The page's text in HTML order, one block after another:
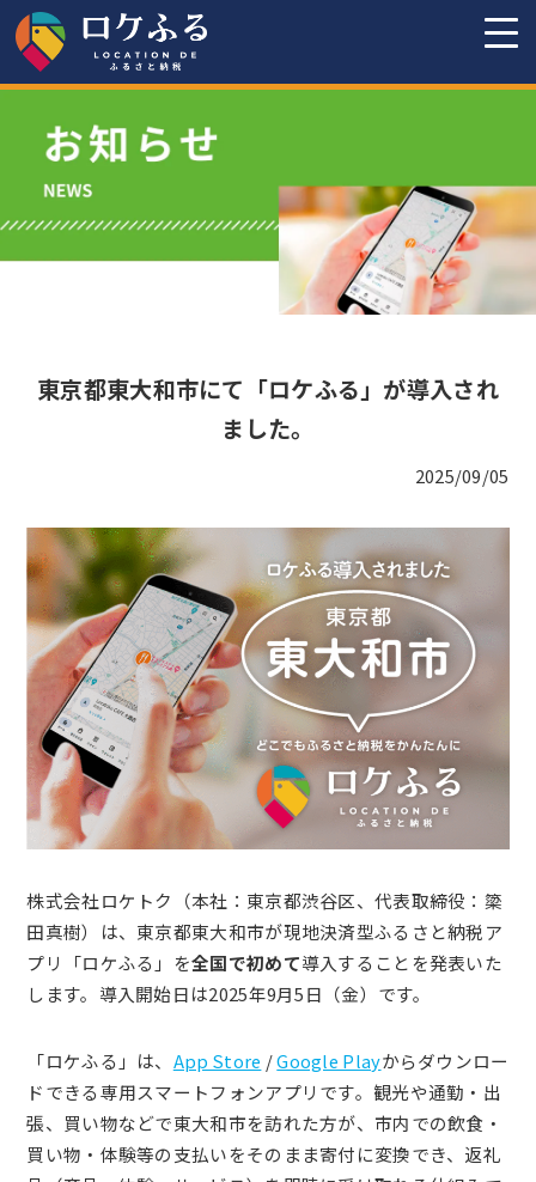
東京都東大和市にて「ロケふる」が導入され
ました。
2025/09/05
株式会社ロケトク（本社：東京都渋谷区、代表取締役：簗
田真樹）は、東京都東大和市が現地決済型ふるさと納税ア
プリ「ロケふる」を全国で初めて導入することを発表いた
します。導入開始日は2025年9月5日（金）です。
「ロケふる」は、 App Store /Google Playからダウンロー
ドできる専用スマートフォンアプリです。観光や通勤・出
張、買い物などで東大和市を訪れた方が、市内での飲食・
買い物・体験等の支払いをそのまま寄付に変換でき、返礼